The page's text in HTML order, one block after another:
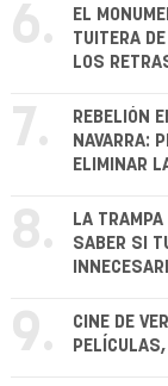
6.
EL
TUITERA
LOS
7.
REBELIÓN
NAVARRA:
ELIMINAR
8.
LA
SABER SI
9.
CINE DE